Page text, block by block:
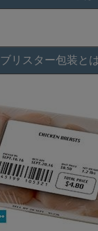
ブリスター包装とは